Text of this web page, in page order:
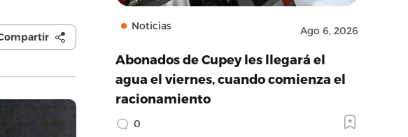
Noticias Ago 6, 2026
Abonados de Cupey les llegará el
agua el viernes, cuando comienza el
racionamiento
0